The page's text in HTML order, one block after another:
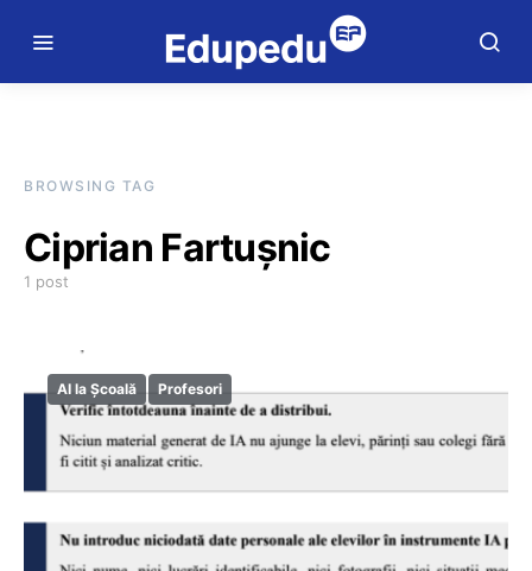
BROWSING TAG
Ciprian Fartușnic
1 post
AI la Școală Profesori